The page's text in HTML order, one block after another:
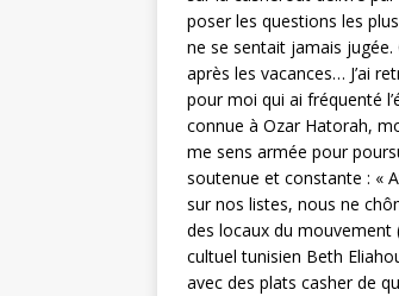
poser les questions les
ne se sentait jamais jugée.
après les vacances… J’ai
pour moi qui ai fréquenté
connue à Ozar Hatorah,
me sens armée pour
soutenue et constante : «
sur nos listes, nous ne
des locaux du mouvement
cultuel tunisien Beth
avec des plats casher de